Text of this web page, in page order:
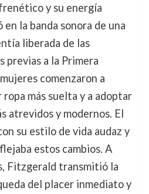
y su energía
la banda sonora de una
liberada de las
previas a la Primera
comenzaron a
más suelta y a adoptar
atrevidos y modernos. El
su estilo de vida audaz y
estos cambios. A
Fitzgerald transmitió la
del placer inmediato y